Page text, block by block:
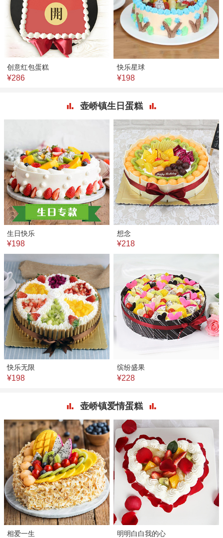
创意红包蛋糕
¥286
快乐星球
¥198
壶峤镇生日蛋糕
生日快乐
¥198
想念
¥218
快乐无限
¥198
缤纷盛果
¥228
壶峤镇爱情蛋糕
相爱一生 明明白白我的心